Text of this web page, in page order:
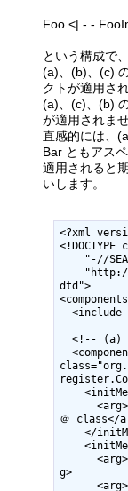
Foo <| - -
という構成で
(a)、(b)、(c)
クトが適用さ
(a)、(c)、(b)
が適用されませ
直感的には、
Bar ともアス
適用されると
いします。
<?xml
<!DOCTYPE
dtd">
＠ class</
g>